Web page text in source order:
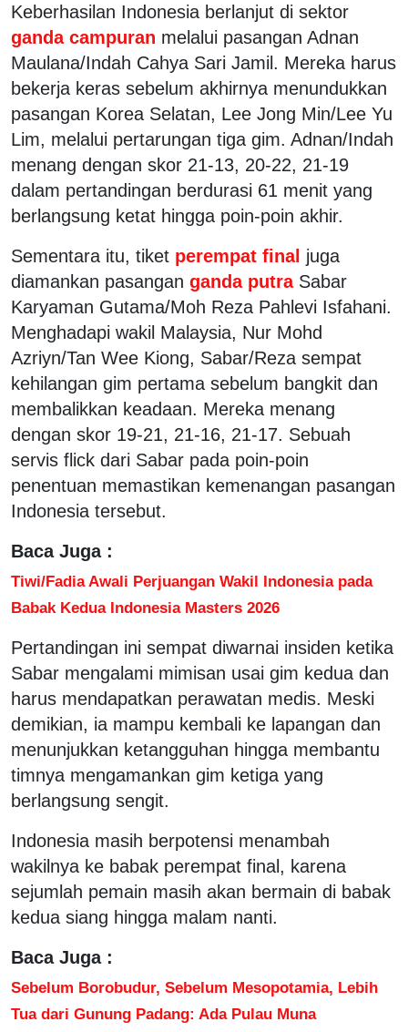
Keberhasilan Indonesia berlanjut di sektor
ganda campuran melalui pasangan Adnan
Maulana/Indah Cahya Sari Jamil. Mereka harus
bekerja keras sebelum akhirnya menundukkan
pasangan Korea Selatan, Lee Jong Min/Lee Yu
Lim, melalui pertarungan tiga gim. Adnan/Indah
menang dengan skor 21-13, 20-22, 21-19
dalam pertandingan berdurasi 61 menit yang
berlangsung ketat hingga poin-poin akhir.
Sementara itu, tiket perempat final juga
diamankan pasangan ganda putra Sabar
Karyaman Gutama/Moh Reza Pahlevi Isfahani.
Menghadapi wakil Malaysia, Nur Mohd
Azriyn/Tan Wee Kiong, Sabar/Reza sempat
kehilangan gim pertama sebelum bangkit dan
membalikkan keadaan. Mereka menang
dengan skor 19-21, 21-16, 21-17. Sebuah
servis flick dari Sabar pada poin-poin
penentuan memastikan kemenangan pasangan
Indonesia tersebut.
Baca Juga :
Tiwi/Fadia Awali Perjuangan Wakil Indonesia pada
Babak Kedua Indonesia Masters 2026
Pertandingan ini sempat diwarnai insiden ketika
Sabar mengalami mimisan usai gim kedua dan
harus mendapatkan perawatan medis. Meski
demikian, ia mampu kembali ke lapangan dan
menunjukkan ketangguhan hingga membantu
timnya mengamankan gim ketiga yang
berlangsung sengit.
Indonesia masih berpotensi menambah
wakilnya ke babak perempat final, karena
sejumlah pemain masih akan bermain di babak
kedua siang hingga malam nanti.
Baca Juga :
Sebelum Borobudur, Sebelum Mesopotamia, Lebih
Tua dari Gunung Padang: Ada Pulau Muna